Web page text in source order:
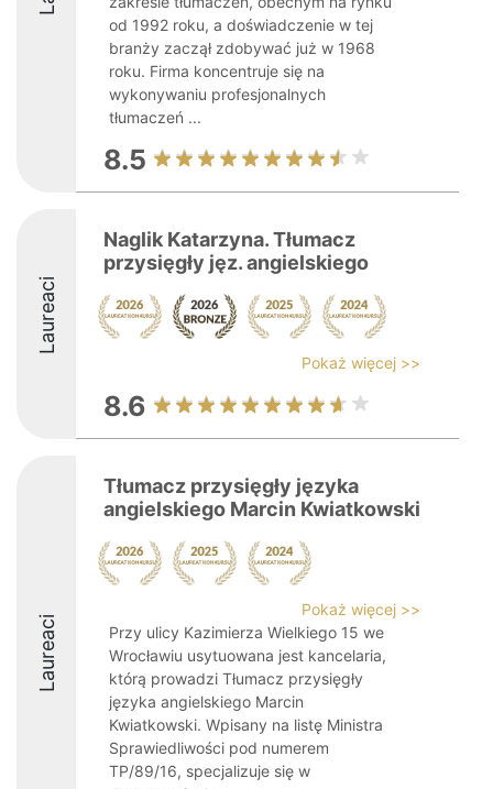
od 1992 roku, a doświadczenie w tej
branży zaczął zdobywać już w 1968
roku. Firma koncentruje się na
wykonywaniu profesjonalnych
tłumaczeń ...
8.5
Laureaci
Naglik Katarzyna. Tłumacz
przysięgły jęz. angielskiego
Pokaż więcej >>
8.6
Laureaci
Tłumacz przysięgły języka
angielskiego Marcin Kwiatkowski
Pokaż więcej >>
Przy ulicy Kazimierza Wielkiego 15 we
Wrocławiu usytuowana jest kancelaria,
którą prowadzi Tłumacz przysięgły
języka angielskiego Marcin
Kwiatkowski. Wpisany na listę Ministra
Sprawiedliwości pod numerem
TP/89/16, specjalizuje się w